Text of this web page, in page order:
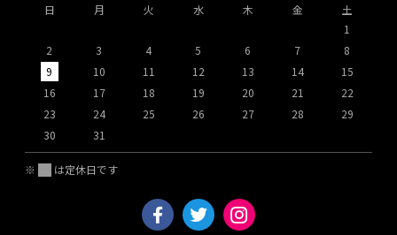
日 月 火 水 木 金
土
1
2
3 4 5 6 7
8
9
10 11 12 13 14
15
16
17 18 19 20 21
22
23
24 25 26 27 28
29
30
31
※ は定休日です